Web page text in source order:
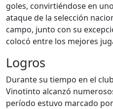
goles, convirtiéndose en
ataque de la selección
campo, junto con su
colocó entre los mejores
Logros
Durante su tiempo en el
Vinotinto alcanzó
período estuvo marcado